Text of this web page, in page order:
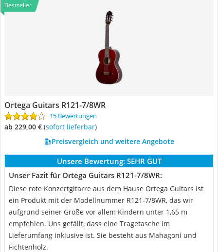
Bestseller
Ortega Guitars ‎R121-7/8WR
15 Bewertungen
ab 229,00 € ( Sofort lieferbar)
Preisvergleich und weitere Angebote
Unsere Bewertung: SEHR GUT
Unser Fazit für Ortega Guitars ‎R121-7/8WR:
Diese rote Konzertgitarre aus dem Hause Ortega Guitars ist
ein Produkt mit der Modellnummer R121-7/8WR, das wir
aufgrund seiner Größe vor allem Kindern unter 1,65 m
empfehlen. Uns gefällt, dass eine Tragetasche im
Lieferumfang inklusive ist. Sie besteht aus Mahagoni und
Fichtenholz.